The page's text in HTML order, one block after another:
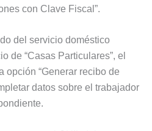
con Clave Fiscal”.
del servicio doméstico
de “Casas Particulares”, el
opción “Generar recibo de
datos sobre el trabajador